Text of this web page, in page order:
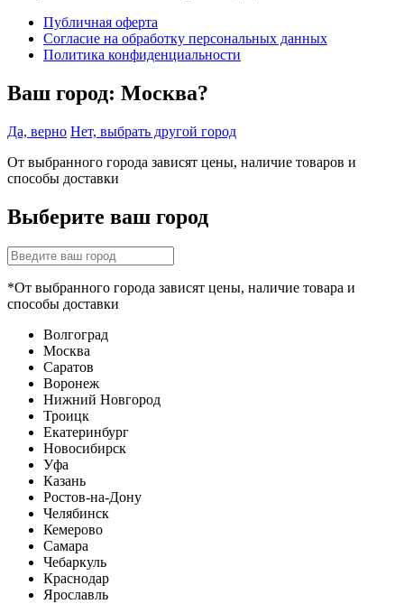
Публичная оферта
Согласие на обработку персональных данных
Политика конфиденциальности
Ваш город: Москва?
Да, верно Нет, выбрать другой город
От выбранного города зависят цены, наличие товаров и
способы доставки
Выберите ваш город
*От выбранного города зависят цены, наличие товара и
способы доставки
Волгоград
Москва
Саратов
Воронеж
Нижний Новгород
Троицк
Екатеринбург
Новосибирск
Уфа
Казань
Ростов-на-Дону
Челябинск
Кемерово
Самара
Чебаркуль
Краснодар
Ярославль